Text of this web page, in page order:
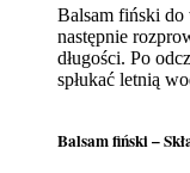
Balsam fiński do
następnie
długości. Po
spłukać letnią
Balsam fiński –